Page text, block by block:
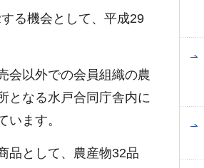
る機会として、平成29
会以外での会員組織の農
となる水戸合同庁舎内に
ます。
品として、農産物32品